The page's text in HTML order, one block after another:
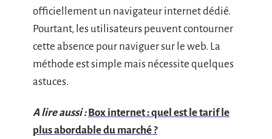
officiellement un navigateur internet dédié.
Pourtant, les utilisateurs peuvent contourner
cette absence pour naviguer sur le web. La
méthode est simple mais nécessite quelques
astuces.
A lire aussi : Box internet : quel est le tarif le
plus abordable du marché ?